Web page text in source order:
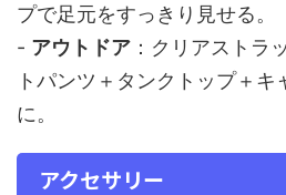
プで足元をすっきり見せる。
- アウトドア ：クリアストラ
トパンツ＋タンクトップ＋
に。
アクセサリー